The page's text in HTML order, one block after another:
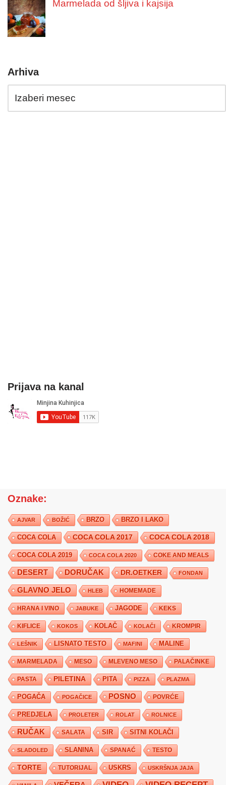
Marmelada od šljiva i kajsija
Arhiva
Prijava na kanal
Oznake:
AJVAR BOŽIĆ BRZO BRZO I LAKO
COCA COLA COCA COLA 2017 COCA COLA 2018
COCA COLA 2019 COCA COLA 2020 COKE AND MEALS
DESERT DORUČAK DR.OETKER FONDAN
GLAVNO JELO HLEB HOMEMADE
HRANA I VINO JABUKE JAGODE KEKS
KIFLICE KOKOS KOLAČ KOLAČI KROMPIR
LEŠNIK LISNATO TESTO MAFINI MALINE
MARMELADA MESO MLEVENO MESO PALAČINKE
PASTA PILETINA PITA PIZZA PLAZMA
POGAČA POGAČICE POSNO POVRĆE
PREDJELA PROLETER ROLAT ROLNICE
RUČAK SALATA SIR SITNI KOLAČI
SLADOLED SLANINA SPANAĆ TESTO
TORTE TUTORIJAL USKRS USKRŠNJA JAJA